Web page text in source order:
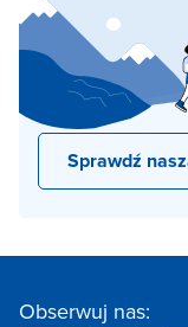
Sprawdź
Obserwuj nas: